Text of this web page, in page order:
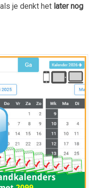
je denkt het later nog